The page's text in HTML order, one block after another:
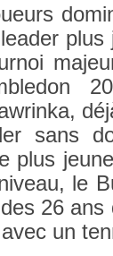
sans
plus
le
26
un